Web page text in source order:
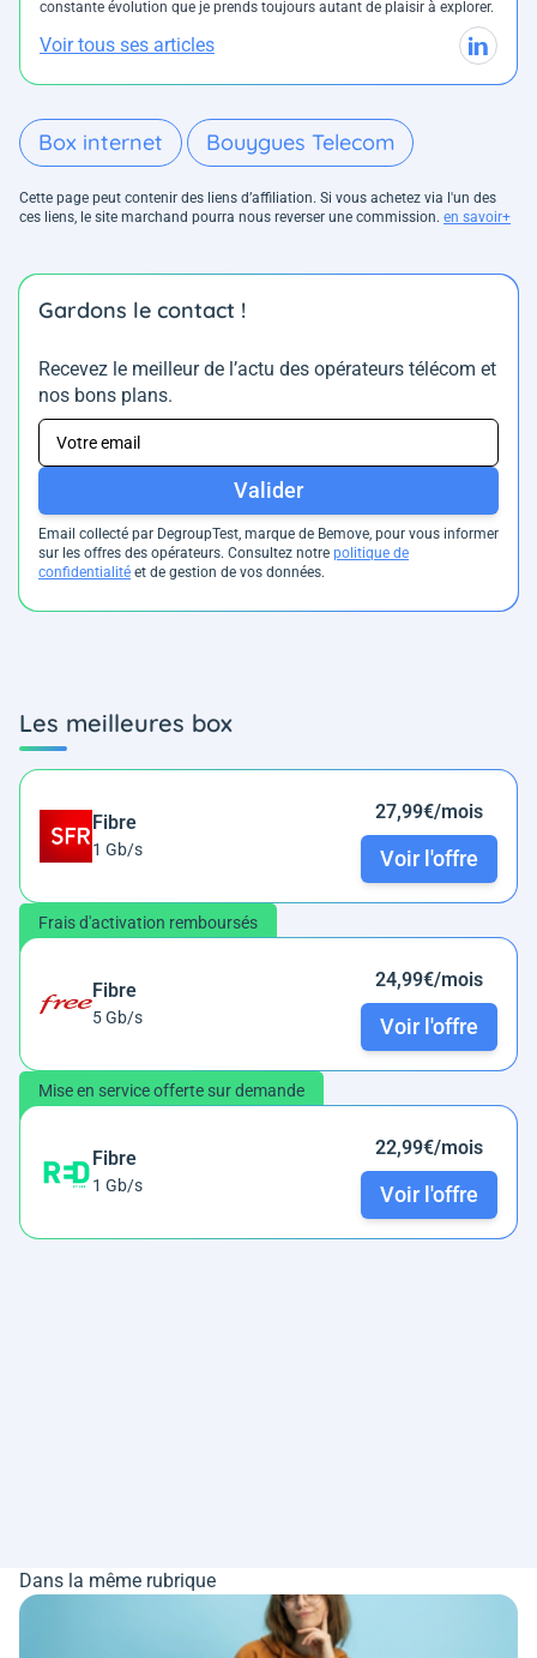
constante évolution que je prends toujours autant de plaisir à explorer.
Voir tous ses articles
Box internet Bouygues Telecom
Cette page peut contenir des liens d’affiliation. Si vous achetez via l'un des
ces liens, le site marchand pourra nous reverser une commission. en savoir+
Gardons le contact !
Recevez le meilleur de l’actu des opérateurs télécom et
nos bons plans.
Valider
Email collecté par DegroupTest, marque de Bemove, pour vous informer
sur les offres des opérateurs. Consultez notre politique de
confidentialité et de gestion de vos données.
Les meilleures box
Fibre
1 Gb/s
27,99€/mois
Voir l'offre
Frais d'activation remboursés
Fibre
5 Gb/s
24,99€/mois
Voir l'offre
Mise en service offerte sur demande
Fibre
1 Gb/s
22,99€/mois
Voir l'offre
Dans la même rubrique